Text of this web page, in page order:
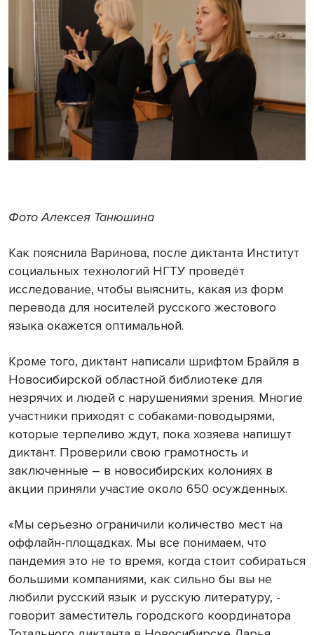
Фото Алексея Танюшина
Как пояснила Варинова, после диктанта Институт
социальных технологий НГТУ проведёт
исследование, чтобы выяснить, какая из форм
перевода для носителей русского жестового
языка окажется оптимальной.
Кроме того, диктант написали шрифтом Брайля в
Новосибирской областной библиотеке для
незрячих и людей с нарушениями зрения. Многие
участники приходят с собаками-поводырями,
которые терпеливо ждут, пока хозяева напишут
диктант. Проверили свою грамотность и
заключенные – в новосибирских колониях в
акции приняли участие около 650 осужденных.
«Мы серьезно ограничили количество мест на
оффлайн-площадках. Мы все понимаем, что
пандемия это не то время, когда стоит собираться
большими компаниями, как сильно бы вы не
любили русский язык и русскую литературу, -
говорит заместитель городского координатора